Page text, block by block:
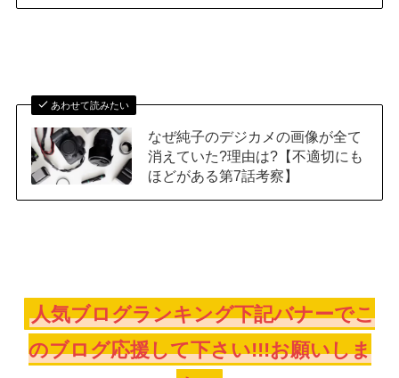
あわせて読みたい
なぜ純子のデジカメの画像が全て
消えていた?理由は?【不適切にも
ほどがある第7話考察】
人気ブログランキング下記バナーでこ
のブログ応援して下さい!!!お願いしま